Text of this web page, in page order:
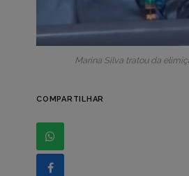
Marina Silva tratou da
COMPARTILHAR